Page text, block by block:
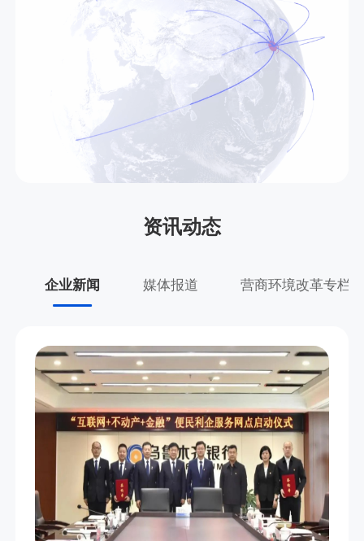
资讯动态
企业新闻 媒体报道 营商环境改革专栏